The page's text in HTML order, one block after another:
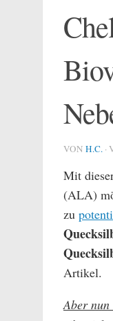
VON H.C. ·
Mit
(ALA)
zu
Artikel.
Aber nun